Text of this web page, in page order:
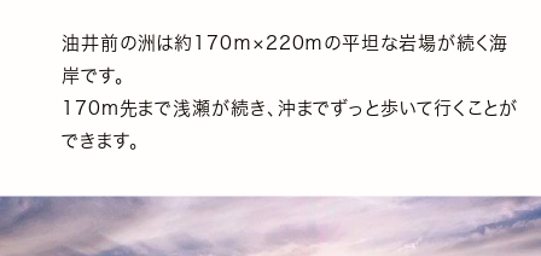
油井前の洲は約170ｍ×220ｍの平坦な岩場が続く海
岸です。
170m先まで浅瀬が続き、沖までずっと歩いて行くことが
できます。